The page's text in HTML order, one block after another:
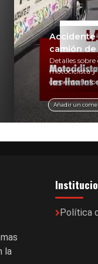
Añadir un
Accidente
camión
Detalles
motociclista y
cemento.
vial y
la
Política